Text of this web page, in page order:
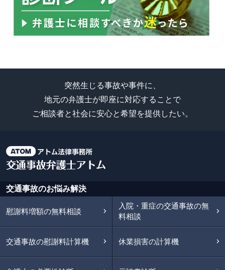
突然生じる事故や事件に、
地元の弁護士が即座に対応することで
ご相談者と社会に安心と希望を提供したい。
交通事故のお悩み解決
慰謝料増額の無料相談
入院・重症の交通事故の無
料相談
交通事故の慰謝料計算機 休業損害の計算機